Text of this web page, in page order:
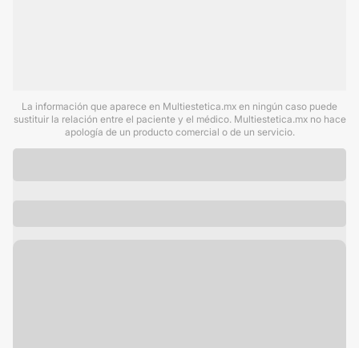
La información que aparece en Multiestetica.mx en ningún caso puede
sustituir la relación entre el paciente y el médico. Multiestetica.mx no hace
apología de un producto comercial o de un servicio.